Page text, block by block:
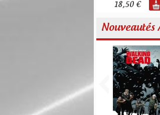
18,50 €
Nouveautés